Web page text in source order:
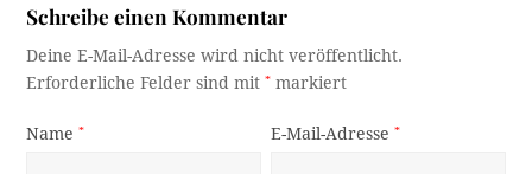
Schreibe einen Kommentar
Deine E-Mail-Adresse wird nicht veröffentlicht.
Erforderliche Felder sind mit* markiert
Name* E-Mail-Adresse*